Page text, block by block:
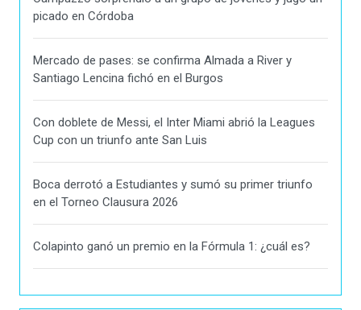
picado en Córdoba
Mercado de pases: se confirma Almada a River y
Santiago Lencina fichó en el Burgos
Con doblete de Messi, el Inter Miami abrió la Leagues
Cup con un triunfo ante San Luis
Boca derrotó a Estudiantes y sumó su primer triunfo
en el Torneo Clausura 2026
Colapinto ganó un premio en la Fórmula 1: ¿cuál es?